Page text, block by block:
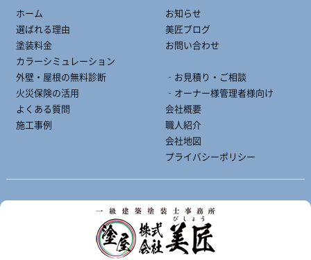
ホーム
選ばれる理由
塗装料金
カラーシミュレーション
外壁・屋根の無料診断
火災保険の活用
よくある質問
施工事例
お知らせ
美匠ブログ
お問い合わせ
‐お見積り・ご相談
‐オーナー様管理者様向け
会社概要
職人紹介
会社地図
プライバシーポリシー